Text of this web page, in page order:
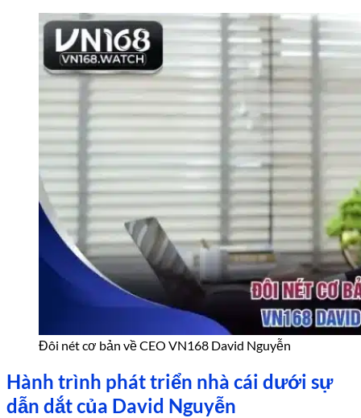
Đôi nét cơ bản về CEO VN168 David Nguyễn
Hành trình phát triển nhà cái dưới sự
dẫn dắt của David Nguyễn